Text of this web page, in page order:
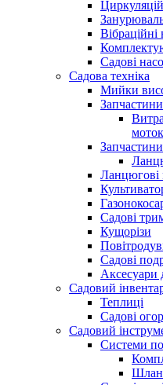
Вібраційні
Cадові
Садова техніка
Мийки
Ланцюгові
Садові
Кущорізи
Садові
Аксесуари
Садовий
Теплиці
Садові
Садовий
Системи